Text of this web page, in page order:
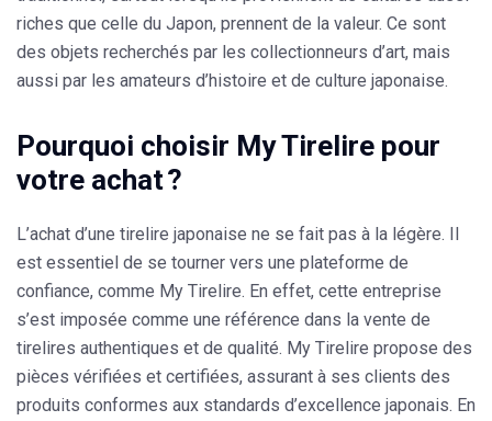
riches que celle du Japon, prennent de la valeur. Ce sont
des objets recherchés par les collectionneurs d’art, mais
aussi par les amateurs d’histoire et de culture japonaise.
Pourquoi choisir My Tirelire pour
votre achat ?
L’achat d’une tirelire japonaise ne se fait pas à la légère. Il
est essentiel de se tourner vers une plateforme de
confiance, comme My Tirelire. En effet, cette entreprise
s’est imposée comme une référence dans la vente de
tirelires authentiques et de qualité. My Tirelire propose des
pièces vérifiées et certifiées, assurant à ses clients des
produits conformes aux standards d’excellence japonais. En